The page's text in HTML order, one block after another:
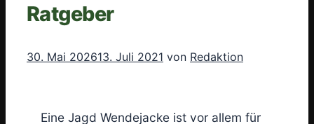
Ratgeber
30. Mai 202613. Juli 2021 von Redaktion
Eine Jagd Wendejacke ist vor allem für